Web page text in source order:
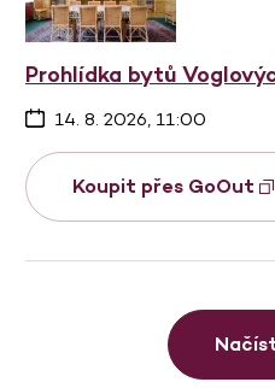
Prohlídka bytů
14. 8. 2026, 11:00
Koupit přes GoOut